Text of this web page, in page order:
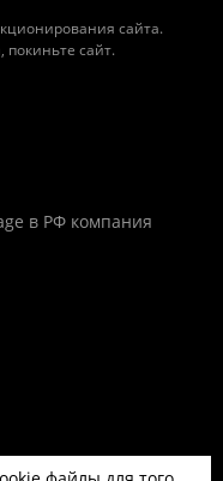
сайта.
покиньте сайт.
в РФ компания